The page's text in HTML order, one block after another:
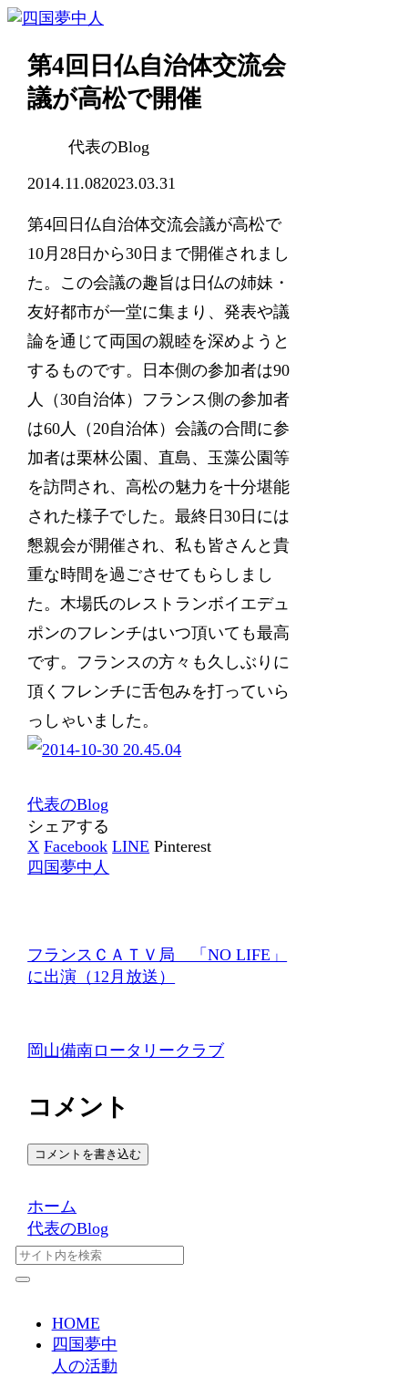
第4回日仏自治体交流会
議が高松で開催
代表のBlog
2014.11.082023.03.31
第4回日仏自治体交流会議が高松で
10月28日から30日まで開催されまし
た。この会議の趣旨は日仏の姉妹・
友好都市が一堂に集まり、発表や議
論を通じて両国の親睦を深めようと
するものです。日本側の参加者は90
人（30自治体）フランス側の参加者
は60人（20自治体）会議の合間に参
加者は栗林公園、直島、玉藻公園等
を訪問され、高松の魅力を十分堪能
された様子でした。最終日30日には
懇親会が開催され、私も皆さんと貴
重な時間を過ごさせてもらしまし
た。木場氏のレストランボイエデュ
ポンのフレンチはいつ頂いても最高
です。フランスの方々も久しぶりに
頂くフレンチに舌包みを打っていら
っしゃいました。
代表のBlog
シェアする
X Facebook LINE Pinterest
四国夢中人
フランスＣＡＴＶ局 「NO LIFE」
に出演（12月放送）
岡山備南ロータリークラブ
コメント
コメントを書き込む
ホーム
代表のBlog
HOME
四国夢中
人の活動